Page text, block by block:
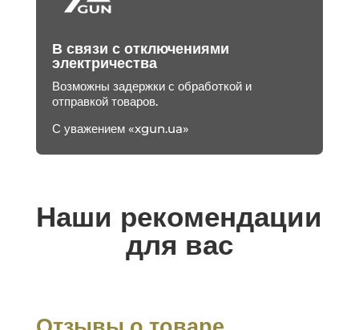
В связи с отключениями
электричества
Возможны задержки с обработкой и
отправкой товаров.
С уважением «xgun.ua»
Наши рекомендации
для вас